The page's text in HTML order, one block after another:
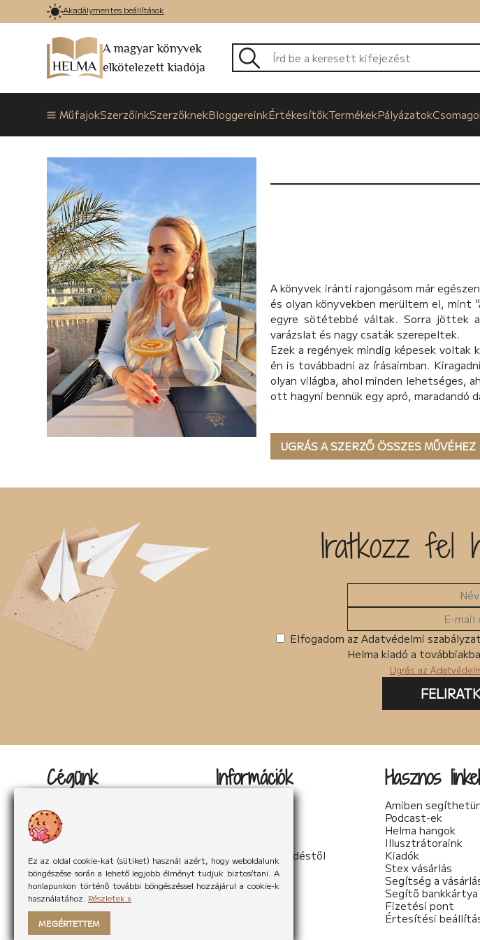
Ez az oldal cookie-kat (sütiket) használ azért, hogy weboldalunk
böngészése során a lehető legjobb élményt tudjuk biztosítani. A
honlapunkon történő további böngészéssel hozzájárul a cookie-k
használatához. Részletek »
MEGÉRTETTEM
Akadálymentes beállítások
A magyar könyvek
elkötelezett kiadója
MűfajokSzerzőinkSzerzőknekBloggereinkÉrtékesítőkTermékekPályázatok
A könyvek iránti rajongásom már
és olyan könyvekben merültem el,
egyre sötétebbé váltak. Sorra jöttek
varázslat és nagy csaták szerepeltek.
Ezek a regények mindig képesek
én is továbbadni az írásaimban.
olyan világba, ahol minden lehetséges,
ott hagyni bennük egy apró, maradandó
UGRÁS A SZERZŐ ÖSSZES MŰVÉHEZ
Iratkozz fel
Elfogadom az Adatvédelmi
Helma kiadó a
Ugrás az
Cégünk
Rólunk
Rólunk mondták
Hírek
Partnereink
Információk
Elállás a szerződéstől
Hasznos
Amiben
Podcast-ek
Helma hangok
Illusztrátoraink
Kiadók
Stex vásárlás
Segítség a
Segítő bankkártya
Fizetési pont
Értesítési